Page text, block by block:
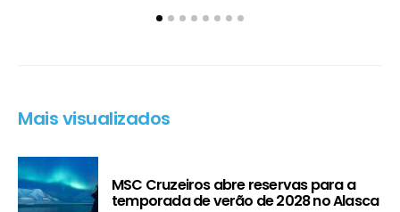
Mais visualizados
MSC Cruzeiros abre reservas para a
temporada de verão de 2028 no Alasca